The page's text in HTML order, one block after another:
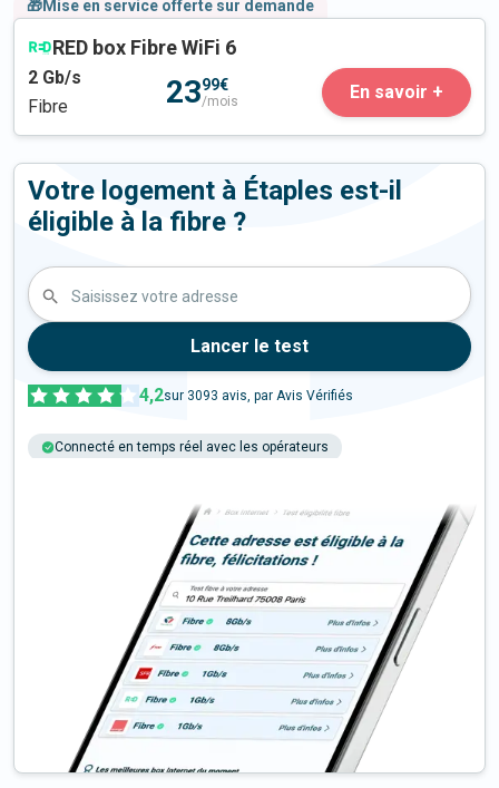
🎁Mise en service offerte sur demande
RED box Fibre WiFi 6
2 Gb/s
Fibre
2399€
/mois En savoir +
Votre logement à Étaples est-il
éligible à la fibre ?
Saisissez votre adresse
Lancer le test
4,2sur 3093 avis, par Avis Vérifiés
Connecté en temps réel avec les opérateurs